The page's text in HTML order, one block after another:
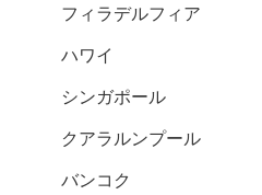
フィラデルフィア
ハワイ
シンガポール
クアラルンプール
バンコク